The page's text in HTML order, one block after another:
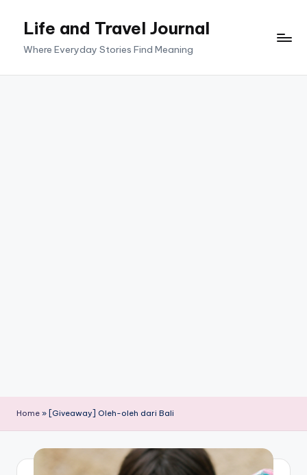
Life and Travel Journal
Where Everyday Stories Find Meaning
Home » [Giveaway] Oleh-oleh dari Bali